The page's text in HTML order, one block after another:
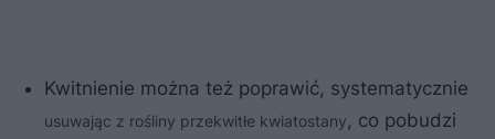
Kwitnienie można też poprawić, systematycznie
usuwając z rośliny przekwitłe kwiatostany, co pobudzi